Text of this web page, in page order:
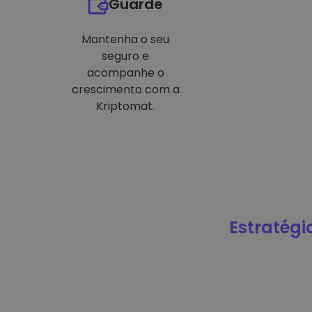
Guarde
Mantenha o seu
seguro e
acompanhe o
crescimento com a
Kriptomat.